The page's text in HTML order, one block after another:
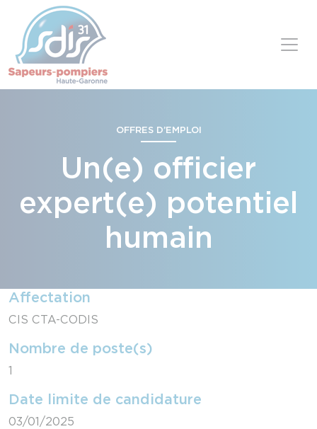
OFFRES D’EMPLOI
Un(e) officier
expert(e) potentiel
humain
Affectation
CIS CTA-CODIS
Nombre de poste(s)
1
Date limite de candidature
03/01/2025
Panneau de gestion des cookies